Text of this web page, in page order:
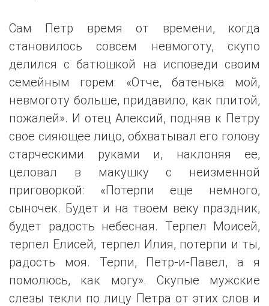
Сам Петр время от времени, когда
становилось совсем невмоготу, скупо
делился с батюшкой на исповеди своим
семейным горем: «Отче, батенька мой,
невмоготу больше, придавило, как плитой,
пожалей». И отец Алексий, подняв к Петру
свое сияющее лицо, обхватывал его голову
старческими руками и, наклоняя ее,
целовал в макушку с неизменной
приговоркой: «Потерпи еще немного,
сыночек. Будет и на твоем веку праздник,
будет радость небесная. Терпел Моисей,
терпел Елисей, терпел Илия, потерпи и ты,
радость моя. Терпи, Петр-и-Павел, а я
помолюсь, как могу». Скупые мужские
слезы текли по лицу Петра от этих слов и